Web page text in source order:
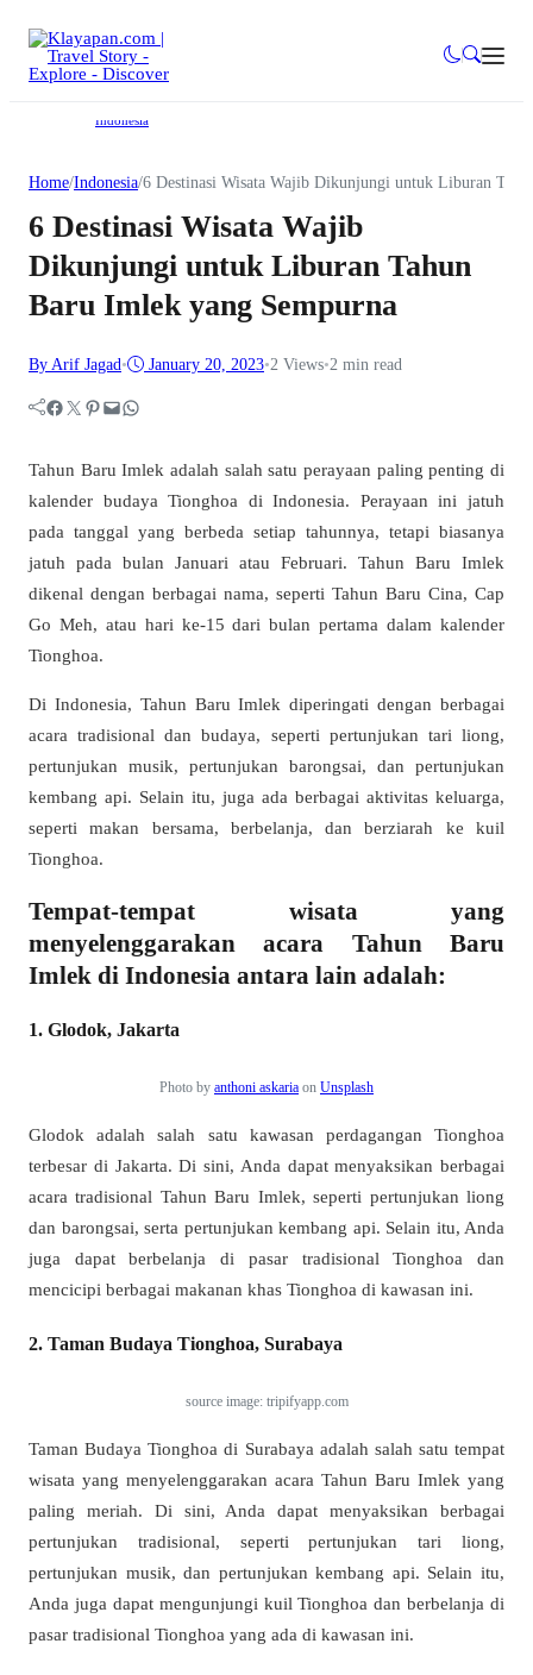
Indonesia
Home/Indonesia/6 Destinasi Wisata Wajib Dikunjungi untuk Liburan
6 Destinasi Wisata Wajib
Dikunjungi untuk Liburan Tahun
Baru Imlek yang Sempurna
By Arif Jagad • January 20, 2023•2 Views•2 min read
Facebook Twitter Pinterest Mail WhatsApp
Tahun Baru Imlek adalah salah satu perayaan paling penting di
kalender budaya Tionghoa di Indonesia. Perayaan ini jatuh
pada tanggal yang berbeda setiap tahunnya, tetapi biasanya
jatuh pada bulan Januari atau Februari. Tahun Baru Imlek
dikenal dengan berbagai nama, seperti Tahun Baru Cina, Cap
Go Meh, atau hari ke-15 dari bulan pertama dalam kalender
Tionghoa.
Di Indonesia, Tahun Baru Imlek diperingati dengan berbagai
acara tradisional dan budaya, seperti pertunjukan tari liong,
pertunjukan musik, pertunjukan barongsai, dan pertunjukan
kembang api. Selain itu, juga ada berbagai aktivitas keluarga,
seperti makan bersama, berbelanja, dan berziarah ke kuil
Tionghoa.
Tempat-tempat wisata yang
menyelenggarakan acara Tahun Baru
Imlek di Indonesia antara lain adalah:
1. Glodok, Jakarta
Photo by anthoni askaria on Unsplash
Glodok adalah salah satu kawasan perdagangan Tionghoa
terbesar di Jakarta. Di sini, Anda dapat menyaksikan berbagai
acara tradisional Tahun Baru Imlek, seperti pertunjukan liong
dan barongsai, serta pertunjukan kembang api. Selain itu, Anda
juga dapat berbelanja di pasar tradisional Tionghoa dan
mencicipi berbagai makanan khas Tionghoa di kawasan ini.
2. Taman Budaya Tionghoa, Surabaya
source image: tripifyapp.com
Taman Budaya Tionghoa di Surabaya adalah salah satu tempat
wisata yang menyelenggarakan acara Tahun Baru Imlek yang
paling meriah. Di sini, Anda dapat menyaksikan berbagai
pertunjukan tradisional, seperti pertunjukan tari liong,
pertunjukan musik, dan pertunjukan kembang api. Selain itu,
Anda juga dapat mengunjungi kuil Tionghoa dan berbelanja di
pasar tradisional Tionghoa yang ada di kawasan ini.